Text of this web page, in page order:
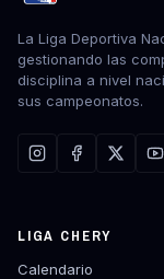
La Liga Deportiva
gestionando las
disciplina a nivel
sus campeonatos.
LIGA CHERY
Calendario